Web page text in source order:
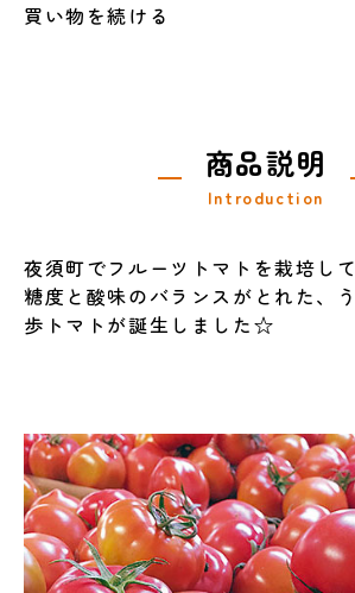
買い物を続ける
商品説明
Introduction
夜須町でフルーツトマトを栽培して
糖度と酸味のバランスがとれた、
歩トマトが誕生しました☆